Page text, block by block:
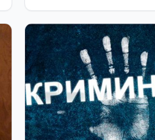
Венесуэлу, взял с собой
младшего сына Колю. ...